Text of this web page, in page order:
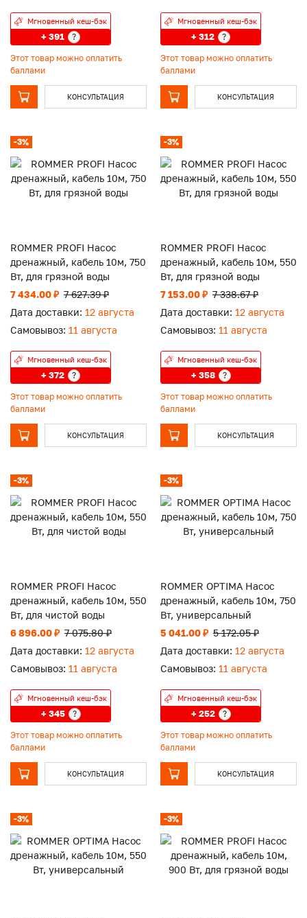
Мгновенный кеш-бэк
+ 391 ?
Этот товар можно оплатить
баллами
КОНСУЛЬТАЦИЯ
Мгновенный кеш-бэк
+ 312 ?
Этот товар можно оплатить
баллами
КОНСУЛЬТАЦИЯ
-3%
ROMMER PROFI Насос
дренажный, кабель 10м, 750
Вт, для грязной воды
7 434.00 ₽ 7 627.39 ₽
Дата доставки: 12 августа
Самовывоз: 11 августа
Мгновенный кеш-бэк
+ 372 ?
Этот товар можно оплатить
баллами
КОНСУЛЬТАЦИЯ
-3%
ROMMER PROFI Насос
дренажный, кабель 10м, 550
Вт, для грязной воды
7 153.00 ₽ 7 338.67 ₽
Дата доставки: 12 августа
Самовывоз: 11 августа
Мгновенный кеш-бэк
+ 358 ?
Этот товар можно оплатить
баллами
КОНСУЛЬТАЦИЯ
-3%
ROMMER PROFI Насос
дренажный, кабель 10м, 550
Вт, для чистой воды
6 896.00 ₽ 7 075.80 ₽
Дата доставки: 12 августа
Самовывоз: 11 августа
Мгновенный кеш-бэк
+ 345 ?
Этот товар можно оплатить
баллами
КОНСУЛЬТАЦИЯ
-3%
ROMMER OPTIMA Насос
дренажный, кабель 10м, 750
Вт, универсальный
5 041.00 ₽ 5 172.05 ₽
Дата доставки: 12 августа
Самовывоз: 11 августа
Мгновенный кеш-бэк
+ 252 ?
Этот товар можно оплатить
баллами
КОНСУЛЬТАЦИЯ
-3% -3%